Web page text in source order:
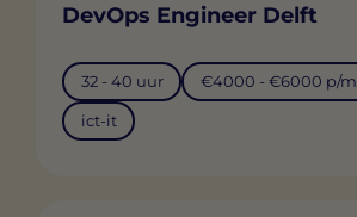
DevOps Engineer Delft
32 - 40 uur €4000 - €6000 p/m
ict-it